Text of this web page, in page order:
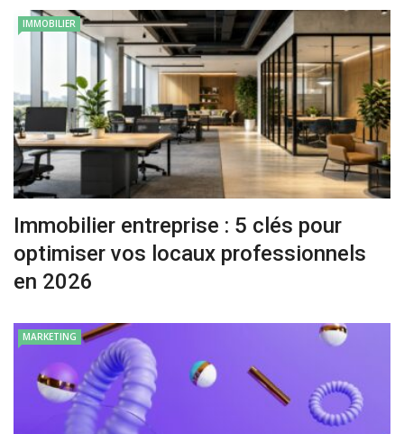
IMMOBILIER
Immobilier entreprise : 5 clés pour
optimiser vos locaux professionnels
en 2026
MARKETING